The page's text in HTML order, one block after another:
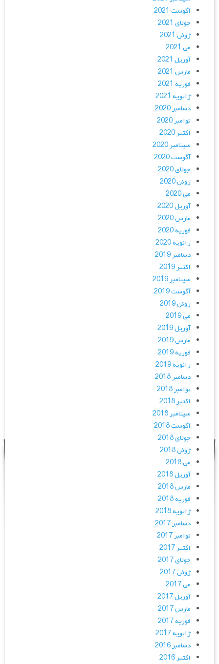
آگوست 2021
جولای 2021
ژوئن 2021
می 2021
آوریل 2021
مارس 2021
فوریه 2021
ژانویه 2021
دسامبر 2020
نوامبر 2020
اکتبر 2020
سپتامبر 2020
آگوست 2020
جولای 2020
ژوئن 2020
می 2020
آوریل 2020
مارس 2020
فوریه 2020
ژانویه 2020
دسامبر 2019
اکتبر 2019
سپتامبر 2019
آگوست 2019
ژوئن 2019
می 2019
آوریل 2019
مارس 2019
فوریه 2019
ژانویه 2019
دسامبر 2018
نوامبر 2018
اکتبر 2018
سپتامبر 2018
آگوست 2018
جولای 2018
ژوئن 2018
می 2018
آوریل 2018
مارس 2018
فوریه 2018
ژانویه 2018
دسامبر 2017
نوامبر 2017
اکتبر 2017
جولای 2017
ژوئن 2017
می 2017
آوریل 2017
مارس 2017
فوریه 2017
ژانویه 2017
دسامبر 2016
اکتبر 2016